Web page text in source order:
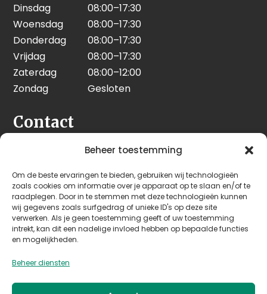
Beheer toestemming
Om de beste ervaringen te bieden, gebruiken wij technologieën
zoals cookies om informatie over je apparaat op te slaan en/of te
raadplegen. Door in te stemmen met deze technologieën kunnen
wij gegevens zoals surfgedrag of unieke ID's op deze site
verwerken. Als je geen toestemming geeft of uw toestemming
intrekt, kan dit een nadelige invloed hebben op bepaalde functies
en mogelijkheden.
Beheer diensten
Dinsdag
08:00–17:30
Woensdag
08:00–17:30
Donderdag
08:00–17:30
Vrijdag
08:00–17:30
Zaterdag
08:00–12:00
Zondag
Gesloten
Contact
Seeleman & Hoogendoorn
3628 GD Kockengen
Nederland
+31 (0)346 242 114
info@seehoo.nl